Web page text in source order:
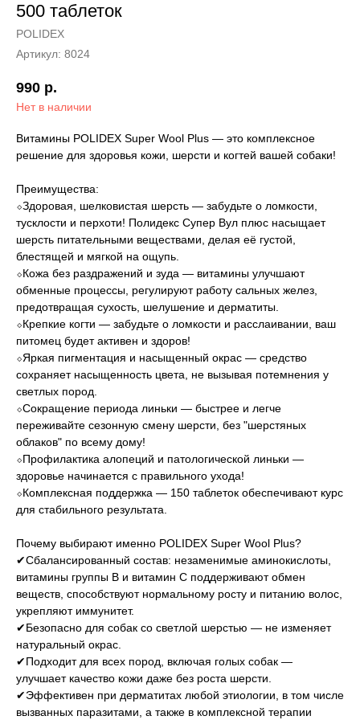
500 таблеток
POLIDEX
Артикул: 8024
990 р.
Нет в наличии
Витамины POLIDEX Super Wool Plus — это комплексное
решение для здоровья кожи, шерсти и когтей вашей собаки!
Преимущества:
⬦Здоровая, шелковистая шерсть — забудьте о ломкости,
тусклости и перхоти! Полидекс Супер Вул плюс насыщает
шерсть питательными веществами, делая её густой,
блестящей и мягкой на ощупь.
⬦Кожа без раздражений и зуда — витамины улучшают
обменные процессы, регулируют работу сальных желез,
предотвращая сухость, шелушение и дерматиты.
⬦Крепкие когти — забудьте о ломкости и расслаивании, ваш
питомец будет активен и здоров!
⬦Яркая пигментация и насыщенный окрас — средство
сохраняет насыщенность цвета, не вызывая потемнения у
светлых пород.
⬦Сокращение периода линьки — быстрее и легче
переживайте сезонную смену шерсти, без "шерстяных
облаков" по всему дому!
⬦Профилактика алопеций и патологической линьки —
здоровье начинается с правильного ухода!
⬦Комплексная поддержка — 150 таблеток обеспечивают курс
для стабильного результата.
Почему выбирают именно POLIDEX Super Wool Plus?
✔Сбалансированный состав: незаменимые аминокислоты,
витамины группы B и витамин C поддерживают обмен
веществ, способствуют нормальному росту и питанию волос,
укрепляют иммунитет.
✔Безопасно для собак со светлой шерстью — не изменяет
натуральный окрас.
✔Подходит для всех пород, включая голых собак —
улучшает качество кожи даже без роста шерсти.
✔Эффективен при дерматитах любой этиологии, в том числе
вызванных паразитами, а также в комплексной терапии